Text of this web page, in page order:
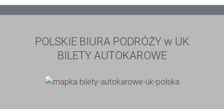
POLSKIE BIURA PODRÓŻY w UK
BILETY AUTOKAROWE